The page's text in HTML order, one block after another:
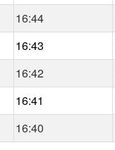
16:44
16:43
16:42
16:41
16:40